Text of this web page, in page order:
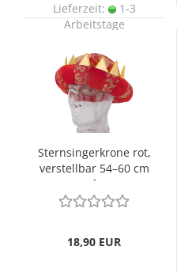
Lieferzeit:
1-3
Arbeitstage
Sternsingerkrone rot,
verstellbar 54–60 cm
Umfang
18,90 EUR